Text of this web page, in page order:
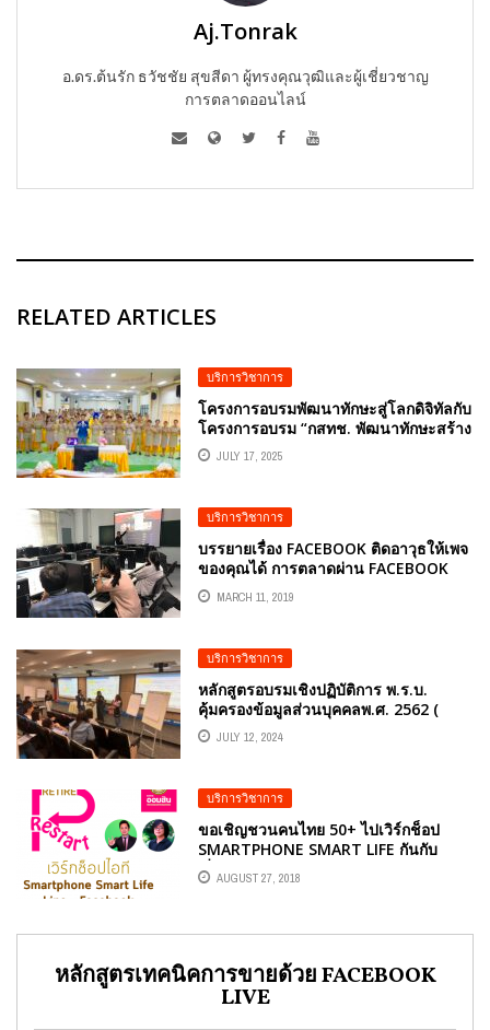
Aj.Tonrak
อ.ดร.ต้นรัก ธวัชชัย สุขสีดา ผู้ทรงคุณวุฒิและผู้เชี่ยวชาญ
การตลาดออนไลน์
RELATED ARTICLES
บริการวิชาการ
โครงการอบรมพัฒนาทักษะสู่โลกดิจิทัลกับ
โครงการอบรม “กสทช. พัฒนาทักษะสร้าง
ความรู้ด้าน AI นวัตกรรมการศึกษาสำหรับ
ครูดิจิทัล” โดยวิทยากรผู้ทรงคุณวุฒิด้าน
สุขสีดา
JULY 17, 2025
บริการวิชาการ
บรรยายเรื่อง FACEBOOK ติดอาวุธให้เพจ
ของคุณได้ การตลาดผ่าน FACEBOOK
MARCH 11, 2019
บริการวิชาการ
หลักสูตรอบรมเชิงปฏิบัติการ พ.ร.บ.
คุ้มครองข้อมูลส่วนบุคคลพ.ศ. 2562 (
PERSONAL DATA PROTECTION ACT )
โดยวิทยากร อ.ดร.ต้นรัก ธวัชชัย สุขสีดา
JULY 12, 2024
บริการวิชาการ
ขอเชิญชวนคนไทย 50+ ไปเวิร์กช็อป
SMARTPHONE SMART LIFE กันกับ
เรื่องFACEBOOK สร้างตัวตน สร้างเงิน
แค่ปลายนิ้ว (ฟรี)
AUGUST 27, 2018
หลักสูตรเทคนิคการขายด้วย FACEBOOK
LIVE